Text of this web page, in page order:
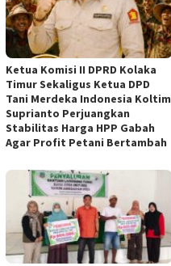
Ketua Komisi II DPRD Kolaka
Timur Sekaligus Ketua DPD
Tani Merdeka Indonesia Koltim
Suprianto Perjuangkan
Stabilitas Harga HPP Gabah
Agar Profit Petani Bertambah